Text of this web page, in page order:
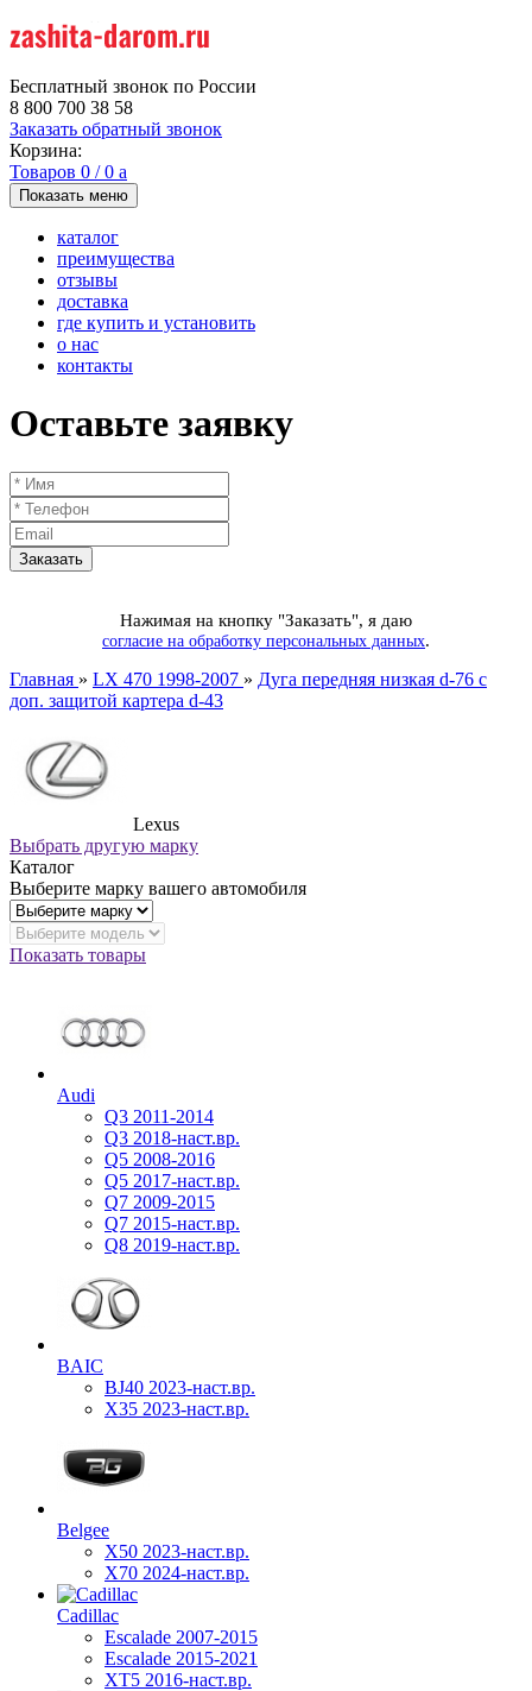
Бесплатный звонок по России
8 800 700 38 58
Заказать обратный звонок
Корзина:
Товаров 0 /0 a
Показать меню
каталог
преимущества
отзывы
доставка
где купить и установить
о нас
контакты
Оставьте заявку
Нажимая на кнопку "Заказать", я даю
согласие на обработку персональных данных.
Главная » LX 470 1998-2007 » Дуга передняя низкая d-76 с
доп. защитой картера d-43
Lexus
Выбрать другую марку
Каталог
Выберите марку вашего автомобиля
Показать товары
Audi
Q3 2011-2014
Q3 2018-наст.вр.
Q5 2008-2016
Q5 2017-наст.вр.
Q7 2009-2015
Q7 2015-наст.вр.
Q8 2019-наст.вр.
BAIC
BJ40 2023-наст.вр.
X35 2023-наст.вр.
Belgee
X50 2023-наст.вр.
X70 2024-наст.вр.
Cadillac
Escalade 2007-2015
Escalade 2015-2021
XT5 2016-наст.вр.